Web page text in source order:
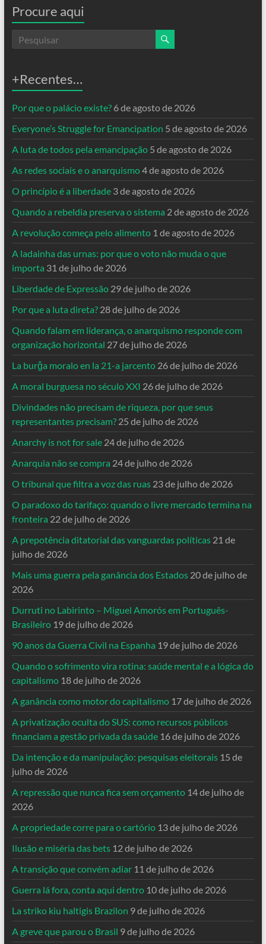
Procure aqui
+Recentes…
Por que o palácio existe? 6 de agosto de 2026
Everyone’s Struggle for Emancipation 5 de agosto de 2026
A luta de todos pela emancipação 5 de agosto de 2026
As redes sociais e o anarquismo4 de agosto de 2026
O princípio é a liberdade 3 de agosto de 2026
Quando a rebeldia preserva o sistema 2 de agosto de 2026
A revolução começa pelo alimento 1 de agosto de 2026
A ladainha das urnas: por que o voto não muda o que
importa 31 de julho de 2026
Liberdade de Expressão 29 de julho de 2026
Por que a luta direta? 28 de julho de 2026
Quando falam em liderança, o anarquismo responde com
organização horizontal 27 de julho de 2026
La burĝa moralo en la 21-a jarcento 26 de julho de 2026
A moral burguesa no século XXI 26 de julho de 2026
Divindades não precisam de riqueza, por que seus
representantes precisam? 25 de julho de 2026
Anarchy is not for sale 24 de julho de 2026
Anarquia não se compra 24 de julho de 2026
O tribunal que filtra a voz das ruas 23 de julho de 2026
O paradoxo do tarifaço: quando o livre mercado termina na
fronteira 22 de julho de 2026
A prepotência ditatorial das vanguardas políticas 21 de
julho de 2026
Mais uma guerra pela ganância dos Estados 20 de julho de
2026
Durruti no Labirinto – Miguel Amorós em Português-
Brasileiro 19 de julho de 2026
90 anos da Guerra Civil na Espanha 19 de julho de 2026
Quando o sofrimento vira rotina: saúde mental e a lógica do
capitalismo 18 de julho de 2026
A ganância como motor do capitalismo 17 de julho de 2026
A privatização oculta do SUS: como recursos públicos
financiam a gestão privada da saúde 16 de julho de 2026
Da intenção e da manipulação: pesquisas eleitorais 15 de
julho de 2026
A repressão que nunca fica sem orçamento 14 de julho de
2026
A propriedade corre para o cartório 13 de julho de 2026
Ilusão e miséria das bets 12 de julho de 2026
A transição que convém adiar 11 de julho de 2026
Guerra lá fora, conta aqui dentro 10 de julho de 2026
La striko kiu haltigis Brazilon 9 de julho de 2026
A greve que parou o Brasil 9 de julho de 2026